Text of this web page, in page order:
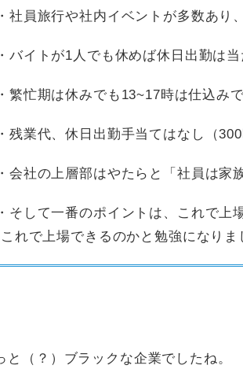
・社員旅行や社内イベントが多数あり
・バイトが1人でも休めば休日出勤は
・繁忙期は休みでも13~17時は仕込み
・残業代、休日出勤手当てはなし（
・会社の上層部はやたらと「社員は家
・そして一番のポイントは、これで上
れで上場できるのかと勉強になりま
と（？）ブラックな企業でしたね。